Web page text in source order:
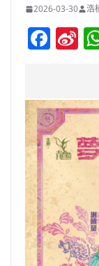
2026-03-30 浩
F
e
b
o
o
k
Si
W
b
o